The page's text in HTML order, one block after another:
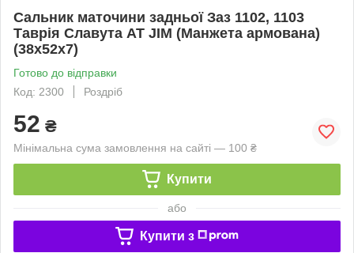
Сальник маточини задньої Заз 1102, 1103
Таврія Славута AT JIM (Манжета армована)
(38x52x7)
Готово до відправки
Код: 2300
Роздріб
52 ₴
Мінімальна сума замовлення на сайті — 100 ₴
Купити
або
Купити з